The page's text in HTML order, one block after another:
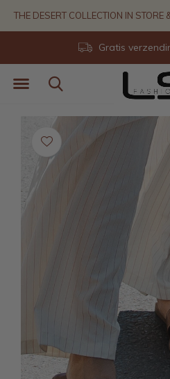
Gratis
THE DESERT COLLECTION IN STORE